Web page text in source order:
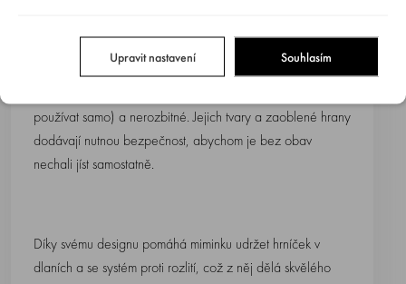
používat samo) a nerozbitné. Jejich tvary a zaoblené hrany
dodávají nutnou bezpečnost, abychom je bez obav
nechali jíst samostatně.
Díky svému designu pomáhá miminku udržet hrníček v
dlaních a se systém proti rozlití, což z něj dělá skvělého
Upravit nastavení Souhlasím